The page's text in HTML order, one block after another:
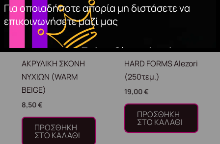
Για οποιαδήποτε απορία μη διστάσετε να
επικοινωνήσετε μαζί μας
ΑΚΡΥΛΙΚΗ ΣΚΟΝΗ
ΝΥΧΙΩΝ (WARM
BEIGE)
8,50€
ΠΡΟΣΘΉΚΗ
ΣΤΟ ΚΑΛΆΘΙ
HARD FORMS Alezori
(250τεμ.)
19,00€
ΠΡΟΣΘΉΚΗ
ΣΤΟ ΚΑΛΆΘΙ